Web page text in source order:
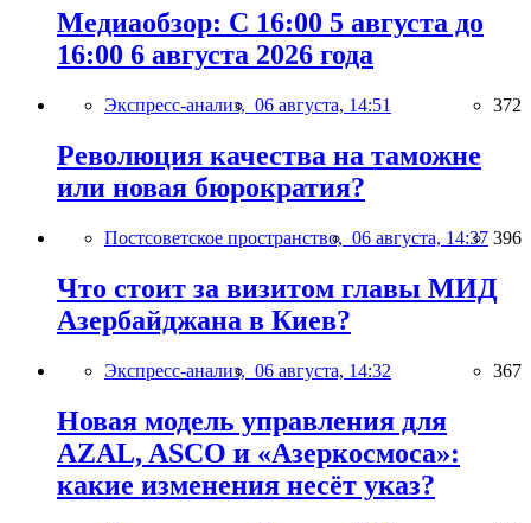
Медиаобзор: С 16:00 5 августа до
16:00 6 августа 2026 года
Экспресс-анализ, 06 августа, 14:51 372
Революция качества на таможне
или новая бюрократия?
Постсоветское пространство, 06 августа, 14:37 396
Что стоит за визитом главы МИД
Азербайджана в Киев?
Экспресс-анализ, 06 августа, 14:32 367
Новая модель управления для
AZAL, ASCO и «Азеркосмоса»:
какие изменения несёт указ?